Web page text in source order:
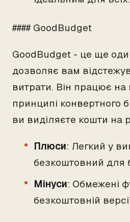
#### GoodBudget
GoodBudget - це ще
дозволяє вам
витрати. Він працює на
принципі конвертного
ви виділяєте кошти на
Плюси: Легкий у
безкоштовний для
Мінуси: Обмежені
безкоштовній